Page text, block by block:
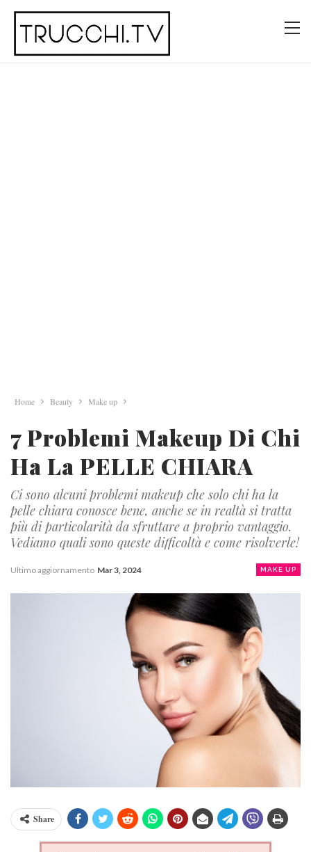
Home Beauty Make up
7 Problemi Makeup Di Chi
Ha La PELLE CHIARA
Ci sono alcuni problemi makeup che solo chi ha la
pelle chiara conosce bene, anche se in realtà si tratta
più di particolarità da sfruttare a proprio vantaggio.
Vediamo quali sono queste difficoltà e come risolverle!
MAKE UP
Ultimo aggiornamento Mar 3, 2024
Share